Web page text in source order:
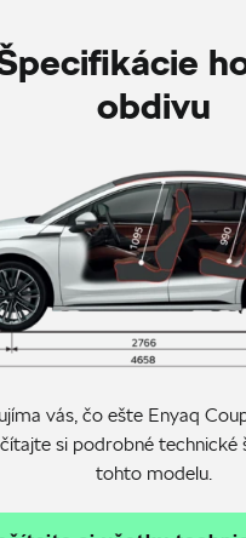
obdivu
vás, čo ešte Enyaq
si podrobné technické
tohto modelu.